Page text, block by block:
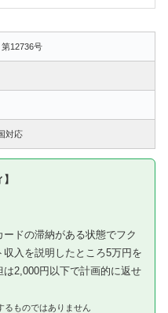
12736号
対応
ードの滞納がある状態でフク
入を説明したところ5万円を
2,000円以下で計画的に返せ
ものではありません